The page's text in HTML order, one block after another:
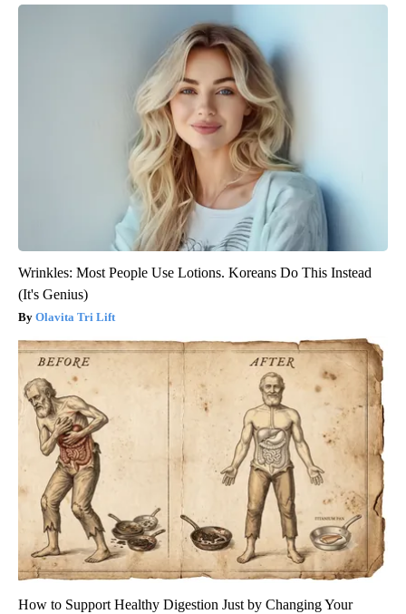
Wrinkles: Most People Use Lotions. Koreans Do This Instead
(It's Genius)
Olavita Tri Lift
How to Support Healthy Digestion Just by Changing Your